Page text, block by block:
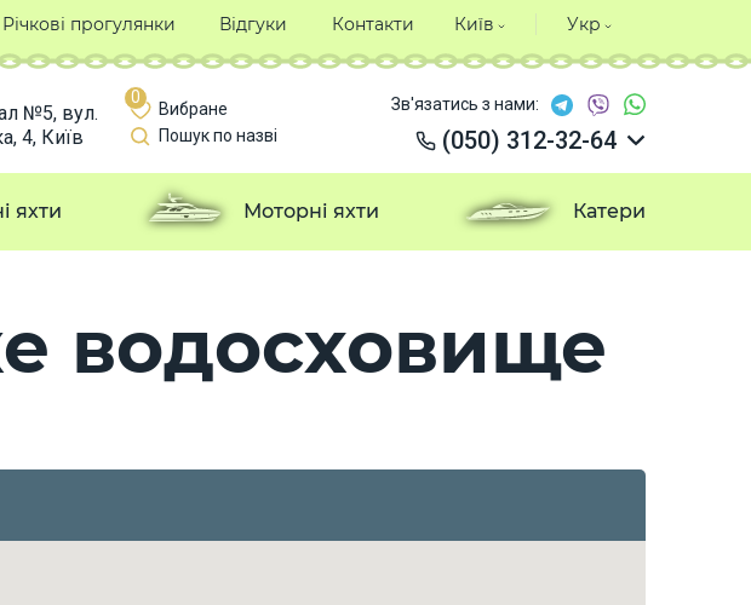
водосховище
Річкові прогулянки Відгуки Контакти Київ Укр
№5, вул.
4, Київ
0
Вибране
Пошук по назві
Зв'язатись з нами:
(050) 312-32-64
(050) 312-32-64
(050) 312-32-64
(050) 312-32-64
яхти Моторні яхти Катери